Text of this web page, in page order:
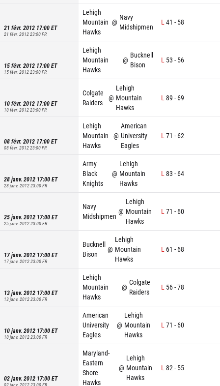
21 févr. 2012 17:00ET
21 févr. 2012 23:00FR
Lehigh
Mountain
Hawks
@
Navy
Midshipmen
L41 - 58
15 févr. 2012 17:00ET
15 févr. 2012 23:00FR
Lehigh
Mountain
Hawks
@
Bucknell
Bison
L 53 - 56
10 févr. 2012 17:00ET
10 févr. 2012 23:00FR
Colgate
Raiders
@
Lehigh
Mountain
Hawks
L89 - 69
08 févr. 2012 17:00ET
08 févr. 2012 23:00FR
Lehigh
Mountain
Hawks
@
American
University
Eagles
L71 - 62
28 janv. 2012 17:00ET
28 janv. 2012 23:00FR
Army
Black
Knights
@
Lehigh
Mountain
Hawks
L83 - 64
25 janv. 2012 17:00ET
25 janv. 2012 23:00FR
Navy
Midshipmen
@
Lehigh
Mountain
Hawks
L71 - 60
17 janv. 2012 17:00ET
17 janv. 2012 23:00FR
Bucknell
Bison
@
Lehigh
Mountain
Hawks
L 61 - 68
13 janv. 2012 17:00ET
13 janv. 2012 23:00FR
Lehigh
Mountain
Hawks
@
Colgate
Raiders
L 56-78
10 janv. 2012 17:00ET
10 janv. 2012 23:00FR
American
University
Eagles
@
Lehigh
Mountain
Hawks
L71 - 60
02 janv. 2012 17:00ET
Maryland-
Eastern
Shore
Hawks
@
Lehigh
Mountain
Hawks
L82- 55